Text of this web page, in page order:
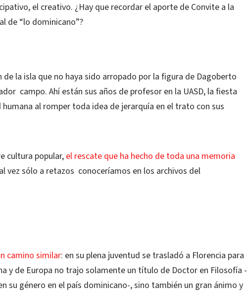
el creativo. ¿Hay que recordar el aporte de Convite a la
de “lo dominicano”?
de la isla que no haya sido arropado por la figura de Dagoberto
campo. Ahí están sus años de profesor en la UASD, la fiesta
humana al romper toda idea de jerarquía en el trato con sus
cultura popular,el rescate que ha hecho de toda una memoria
vez sólo a retazos conoceríamos en los archivos del
camino similar: en su plena juventud se trasladó a Florencia para
y de Europa no trajo solamente un título de Doctor en Filosofía -
su género en el país dominicano-, sino también un gran ánimo y